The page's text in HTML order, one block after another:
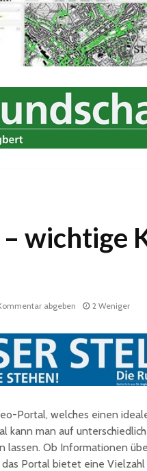
wichtige
abgeben 2 Weniger
Portal, welches einen
kann man auf
lassen. Ob Informationen
Portal bietet eine
Fun Ferien
begeistern erneut
zahlreiche Kinder